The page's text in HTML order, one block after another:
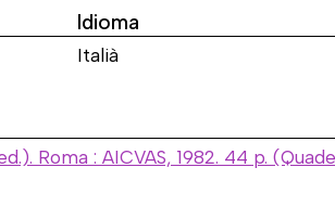
Idioma
Italià
Roma : AICVAS, 1982. 44 p.